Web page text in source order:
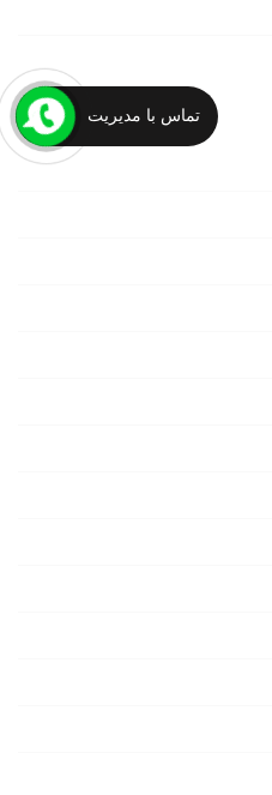
تماس با مدیریت